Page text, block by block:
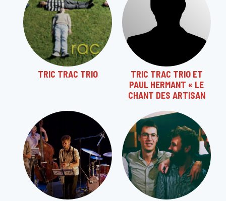
TRIC TRAC TRIO
TRIC TRAC TRIO ET
PAUL HERMANT « LE
CHANT DES ARTISAN